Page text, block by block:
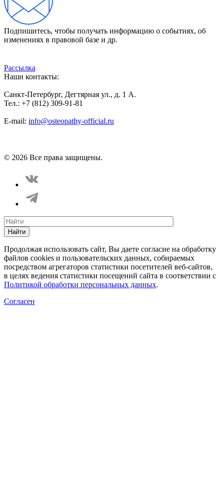
Подпишитесь, чтобы получать информацию о событиях, об
изменениях в правовой базе и др.
Рассылка
Наши контакты:
Санкт-Петербург, Дегтярная ул., д. 1 А.
Тел.: +7 (812) 309-91-81
E-mail: info@osteopathy-official.ru
© 2026 Все права защищены.
Найти
Продолжая использовать сайт, Вы даете согласие на обработку
файлов cookies и пользовательских данных, собираемых
посредством агрегаторов статистики посетителей веб-сайтов,
в целях ведения статистики посещений сайта в соответствии с
Политикой обработки персональных данных.
Согласен